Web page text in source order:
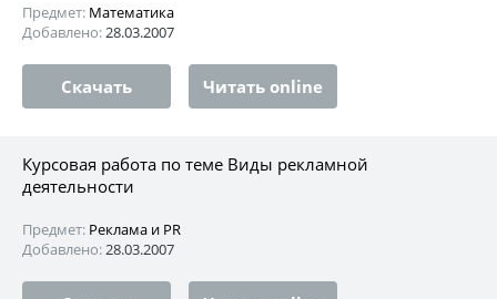
Предмет: Математика
Добавлено:28.03.2007
Скачать Читать online
Курсовая работа по теме Виды рекламной
деятельности
Предмет: Реклама и PR
Добавлено:28.03.2007